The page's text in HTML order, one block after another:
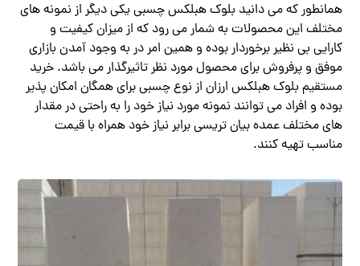
همانطور که می دانید بلوک هبلکس چسبی یکی دیگر از نمونه‌ های
مختلف این محصولات به شمار می‌ رود که از میزان کیفیت و
کارایی بی نظیر برخوردار بوده و همین امر در به وجود آمدن بازاری
موفق و پرفروش برای محصول مورد نظر تاثیرگذار می‌ باشد. خرید
مستقیم بلوک هبلکس ارزان از نوع چسبی برای همگان امکان پذیر
بوده و افراد می ‌توانند نمونه مورد نیاز خود را به راحتی در مقدار
های مختلف عمده بیان تریسی برابر نیاز خود همراه با قیمت
مناسب تهیه کنند.